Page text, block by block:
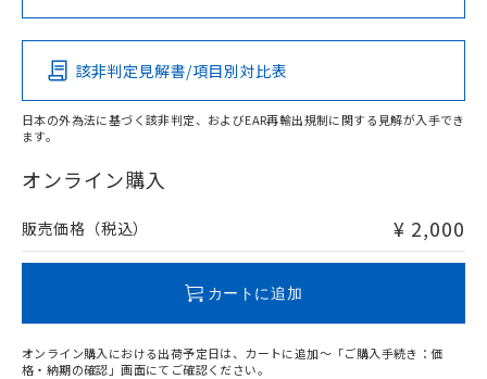
Pb Hg Cd Cr(VI)
O
在庫等で未対応品が混在する可能性があります。
問い合わせください。
該非判定見解書/項目別対比表
日本の外為法に基づく該非判定、およびEAR再輸出規制に関する見解が入手でき
ます。
オンライン購入
販売価格（税込） ¥ 2,000
カートに追加
オンライン購入における出荷予定日は、カートに追加～「ご購入手続き：価
格・納期の確認」画面にてご確認ください。